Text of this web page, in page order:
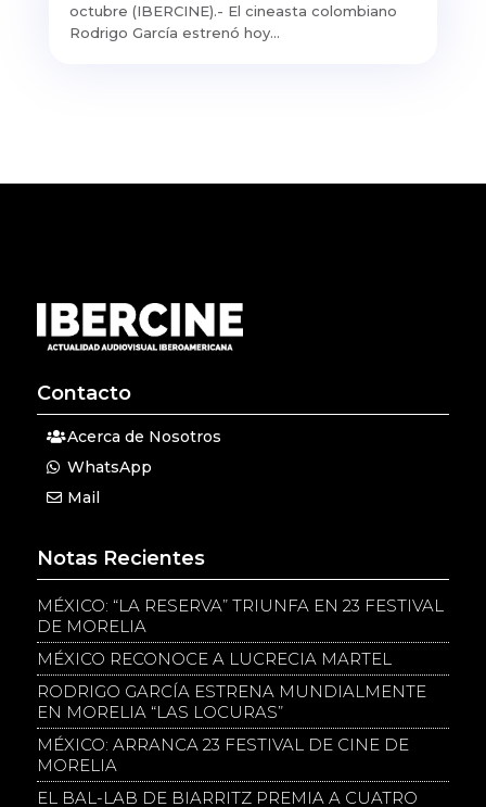
octubre (IBERCINE).- El cineasta colombiano
Rodrigo García estrenó hoy...
Contacto
Acerca de Nosotros
WhatsApp
Mail
Notas Recientes
MÉXICO: “LA RESERVA” TRIUNFA EN 23 FESTIVAL
DE MORELIA
MÉXICO RECONOCE A LUCRECIA MARTEL
RODRIGO GARCÍA ESTRENA MUNDIALMENTE
EN MORELIA “LAS LOCURAS”
MÉXICO: ARRANCA 23 FESTIVAL DE CINE DE
MORELIA
EL BAL-LAB DE BIARRITZ PREMIA A CUATRO